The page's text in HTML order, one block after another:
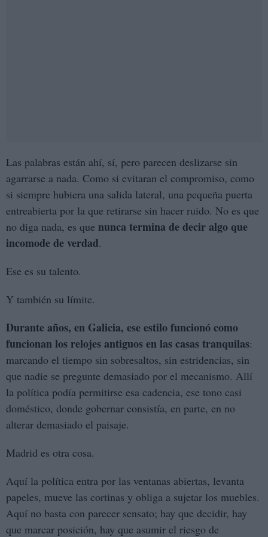
Las palabras están ahí, sí, pero parecen deslizarse sin
agarrarse a nada. Como si evitaran el compromiso, como
si siempre hubiera una salida lateral, una pequeña puerta
entreabierta por la que retirarse sin hacer ruido. No es que
no diga nada, es que nunca termina de decir algo que
incomode de verdad.
Ese es su talento.
Y también su límite.
Durante años, en Galicia, ese estilo funcionó como
funcionan los relojes antiguos en las casas tranquilas:
marcando el tiempo sin sobresaltos, sin estridencias, sin
que nadie se pregunte demasiado por el mecanismo. Allí
la política podía permitirse esa cadencia, ese tono casi
doméstico, donde gobernar consistía, en parte, en no
alterar demasiado el paisaje.
Madrid es otra cosa.
Aquí la política entra por las ventanas abiertas, levanta
papeles, mueve las cortinas y obliga a sujetar los muebles.
Aquí no basta con parecer sensato; hay que decidir, hay
que marcar posición, hay que asumir el riesgo de